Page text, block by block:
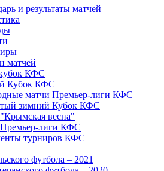
и результаты матчей
матчей
КФС
Кубок КФС
матчи Премьер-лиги КФС
зимний Кубок КФС
весна"
лиги КФС
турниров КФС
футбола – 2021